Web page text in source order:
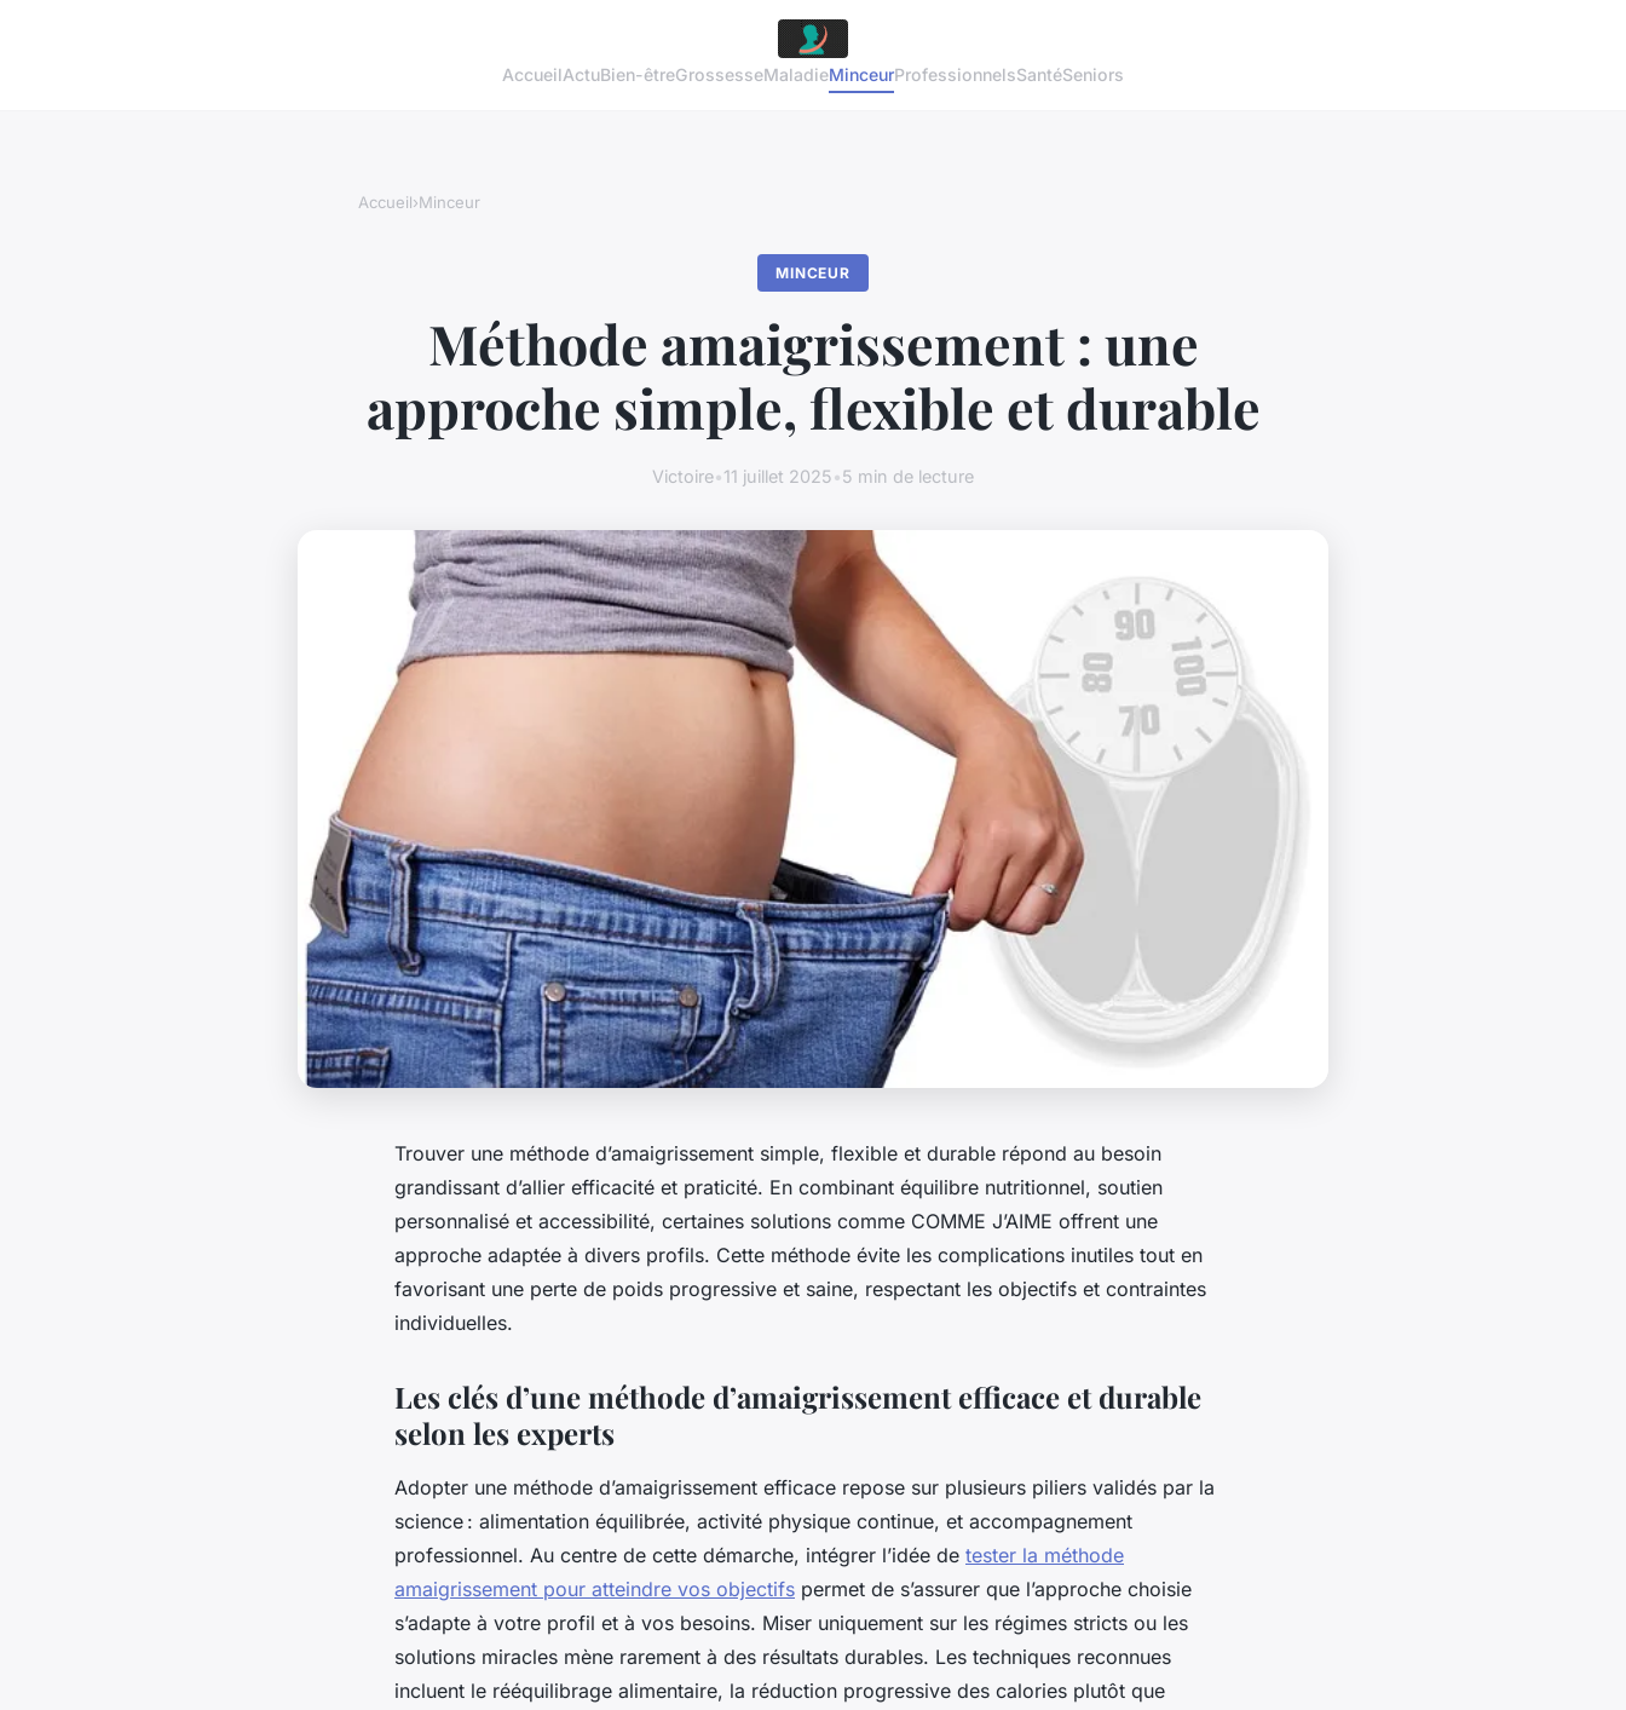
AccueilActuBien-êtreGrossesseMaladieMinceurProfessionnelsSantéSeniors
Accueil›Minceur
MINCEUR
Méthode amaigrissement : une
approche simple, flexible et durable
Victoire•11 juillet 2025•5 min de lecture
Trouver une méthode d’amaigrissement simple, flexible et durable répond au besoin
grandissant d’allier efficacité et praticité. En combinant équilibre nutritionnel, soutien
personnalisé et accessibilité, certaines solutions comme COMME J’AIME offrent une
approche adaptée à divers profils. Cette méthode évite les complications inutiles tout en
favorisant une perte de poids progressive et saine, respectant les objectifs et contraintes
individuelles.
Les clés d’une méthode d’amaigrissement efficace et durable
selon les experts
Adopter une méthode d’amaigrissement efficace repose sur plusieurs piliers validés par la
science : alimentation équilibrée, activité physique continue, et accompagnement
professionnel. Au centre de cette démarche, intégrer l’idée de tester la méthode
amaigrissement pour atteindre vos objectifs permet de s’assurer que l’approche choisie
s’adapte à votre profil et à vos besoins. Miser uniquement sur les régimes stricts ou les
solutions miracles mène rarement à des résultats durables. Les techniques reconnues
incluent le rééquilibrage alimentaire, la réduction progressive des calories plutôt que